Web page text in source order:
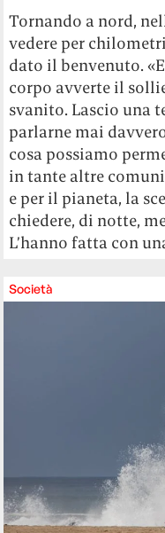
Tornando a nord,
vedere per
dato il benvenuto.
corpo avverte il
svanito. Lascio una
parlarne mai
cosa possiamo
in tante altre
e per il pianeta, la
chiedere, di notte,
L’hanno fatta con
Società